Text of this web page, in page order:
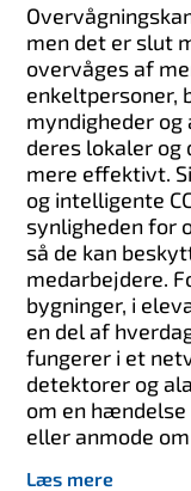
men det er slut
overvåges af
enkeltpersoner,
myndigheder og
deres lokaler og
mere effektivt.
og intelligente
synligheden for
så de kan
medarbejdere.
bygninger, i
en del af
fungerer i et
detektorer og
om en
eller anmode
Læs mere